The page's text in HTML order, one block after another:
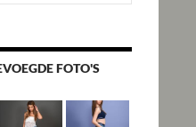
FOTO'S